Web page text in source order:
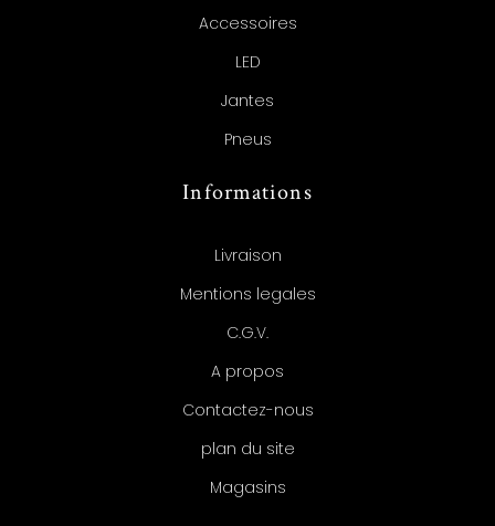
Accessoires
LED
Jantes
Pneus
Informations
Livraison
Mentions legales
C.G.V.
A propos
Contactez-nous
plan du site
Magasins